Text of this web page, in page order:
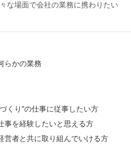
な場面で会社の業務に携わりたい
らかの業務
くり”の仕事に従事したい方
事を経験したいと思える方
営者と共に取り組んでいける方